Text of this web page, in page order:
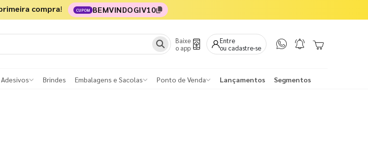
compra! CUPOM BEMVINDOGIV10
Baixe
o app
Entre
ou cadastre-se
Adesivos Brindes Embalagens e Sacolas Ponto de Venda Lançamentos Segmentos